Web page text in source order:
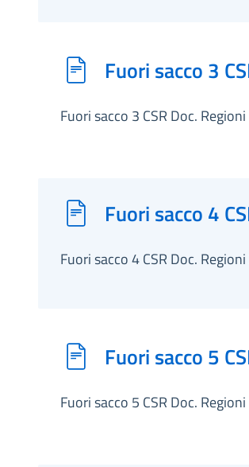
Fuori sacco 3
Fuori sacco 3 CSR Doc.
Fuori sacco 4
Fuori sacco 4 CSR Doc.
Fuori sacco 5
Fuori sacco 5 CSR Doc.